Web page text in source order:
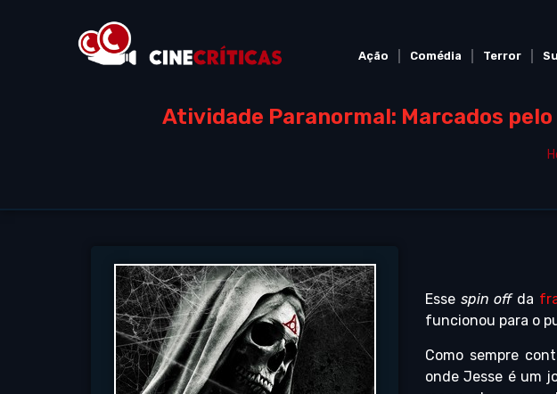
Ação Comédia Terror
Atividade Paranormal: Marcados
Esse spin offda
funcionou para o
Como sempre
onde Jesse é um